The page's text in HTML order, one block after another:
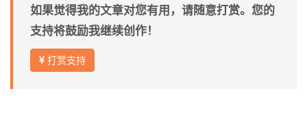
如果觉得我的文章对您有用，请随意打赏。您的
支持将鼓励我继续创作！
打赏支持